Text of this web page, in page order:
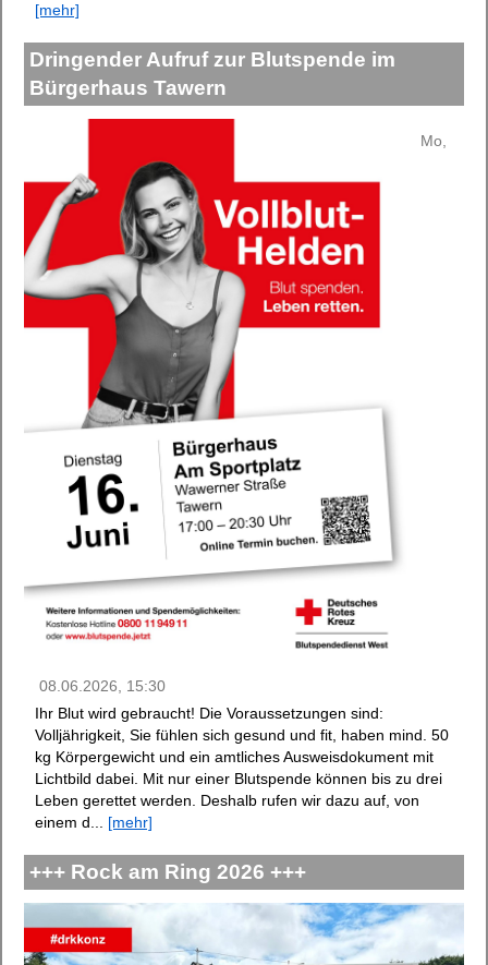
[mehr]
Dringender Aufruf zur Blutspende im
Bürgerhaus Tawern
Mo,
08.06.2026, 15:30
Ihr Blut wird gebraucht! Die Voraussetzungen sind:
Volljährigkeit, Sie fühlen sich gesund und fit, haben mind. 50
kg Körpergewicht und ein amtliches Ausweisdokument mit
Lichtbild dabei. Mit nur einer Blutspende können bis zu drei
Leben gerettet werden. Deshalb rufen wir dazu auf, von
einem d... [mehr]
+++ Rock am Ring 2026 +++